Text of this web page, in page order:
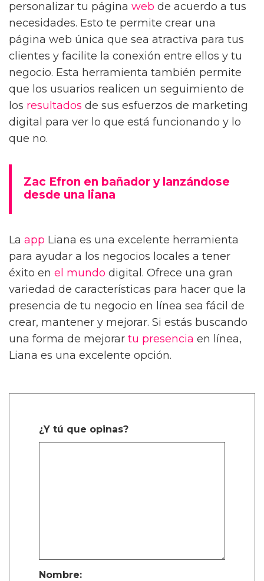
personalizar tu página web de acuerdo a tus
necesidades. Esto te permite crear una
página web única que sea atractiva para tus
clientes y facilite la conexión entre ellos y tu
negocio. Esta herramienta también permite
que los usuarios realicen un seguimiento de
los resultados de sus esfuerzos de marketing
digital para ver lo que está funcionando y lo
que no.
Zac Efron en bañador y lanzándose
desde una liana
La app Liana es una excelente herramienta
para ayudar a los negocios locales a tener
éxito en el mundo digital. Ofrece una gran
variedad de características para hacer que la
presencia de tu negocio en línea sea fácil de
crear, mantener y mejorar. Si estás buscando
una forma de mejorar tu presencia en línea,
Liana es una excelente opción.
¿Y tú que opinas?
Nombre: